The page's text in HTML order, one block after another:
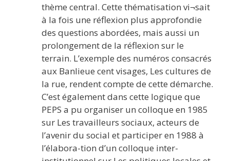
thème central. Cette thématisation vi¬sait
à la fois une réflexion plus approfondie
des questions abordées, mais aussi un
prolongement de la réflexion sur le
terrain. L’exemple des numéros consacrés
aux Banlieue cent visages, Les cultures de
la rue, rendent compte de cette démarche.
C’est également dans cette logique que
PEPS a pu organiser un colloque en 1985
sur Les travailleurs sociaux, acteurs de
l’avenir du social et participer en 1988 à
l’élabora-tion d’un colloque inter-